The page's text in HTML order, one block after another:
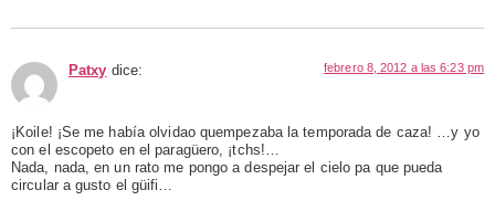
Patxy dice: febrero 8, 2012 a las 6:23 pm
¡Koile! ¡Se me había olvidao quempezaba la temporada de caza! …y yo
con el escopeto en el paragüero, ¡tchs!…
Nada, nada, en un rato me pongo a despejar el cielo pa que pueda
circular a gusto el güifi…